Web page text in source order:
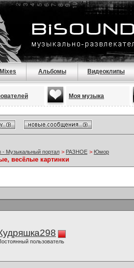
Альбомы Видеоклипы
Моя музыка
- Музыкальный портал > РАЗНОЕ > Юмор
весёлые картинки
пользователь